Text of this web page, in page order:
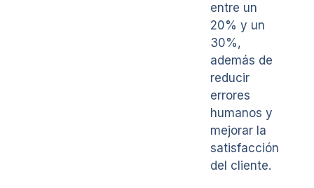
entre un
20% y un
30%,
además de
reducir
errores
humanos y
mejorar la
satisfacción
del cliente.